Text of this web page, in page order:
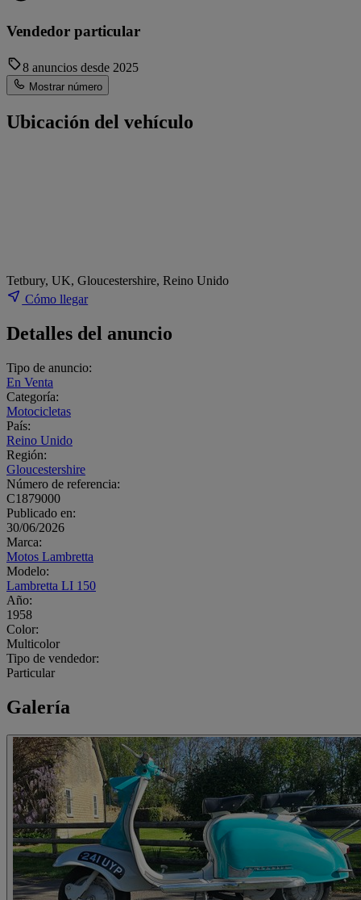
Vendedor particular
8 anuncios desde 2025
Mostrar número
Ubicación del vehículo
Tetbury, UK, Gloucestershire, Reino Unido
Cómo llegar
Detalles del anuncio
Tipo de anuncio:
En Venta
Categoría:
Motocicletas
País:
Reino Unido
Región:
Gloucestershire
Número de referencia:
C1879000
Publicado en:
30/06/2026
Marca:
Motos Lambretta
Modelo:
Lambretta LI 150
Año:
1958
Color:
Multicolor
Tipo de vendedor:
Particular
Galería